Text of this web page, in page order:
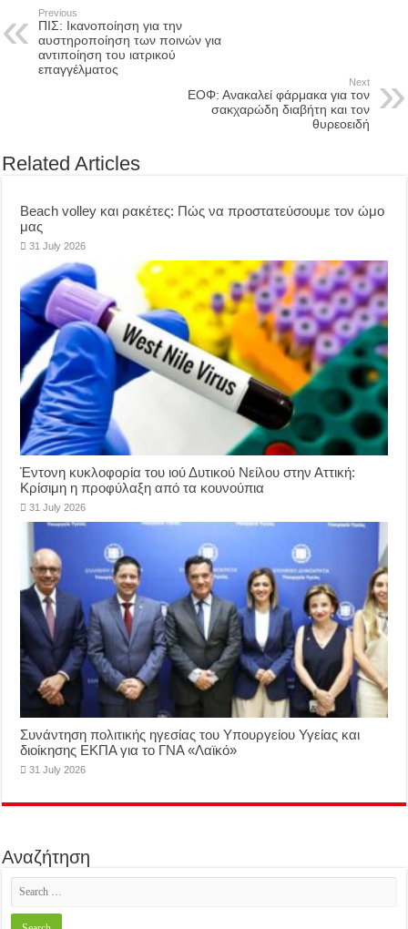
Previous
ΠΙΣ: Ικανοποίηση για την
αυστηροποίηση των ποινών για
αντιποίηση του ιατρικού
επαγγέλματος
Next
ΕΟΦ: Ανακαλεί φάρμακα για τον
σακχαρώδη διαβήτη και τον
θυρεοειδή
Related Articles
Beach volley και ρακέτες: Πώς να προστατεύσουμε τον ώμο
μας
31 July 2026
Έντονη κυκλοφορία του ιού Δυτικού Νείλου στην Αττική:
Κρίσιμη η προφύλαξη από τα κουνούπια
31 July 2026
Συνάντηση πολιτικής ηγεσίας του Υπουργείου Υγείας και
διοίκησης ΕΚΠΑ για το ΓΝΑ «Λαϊκό»
31 July 2026
Αναζήτηση